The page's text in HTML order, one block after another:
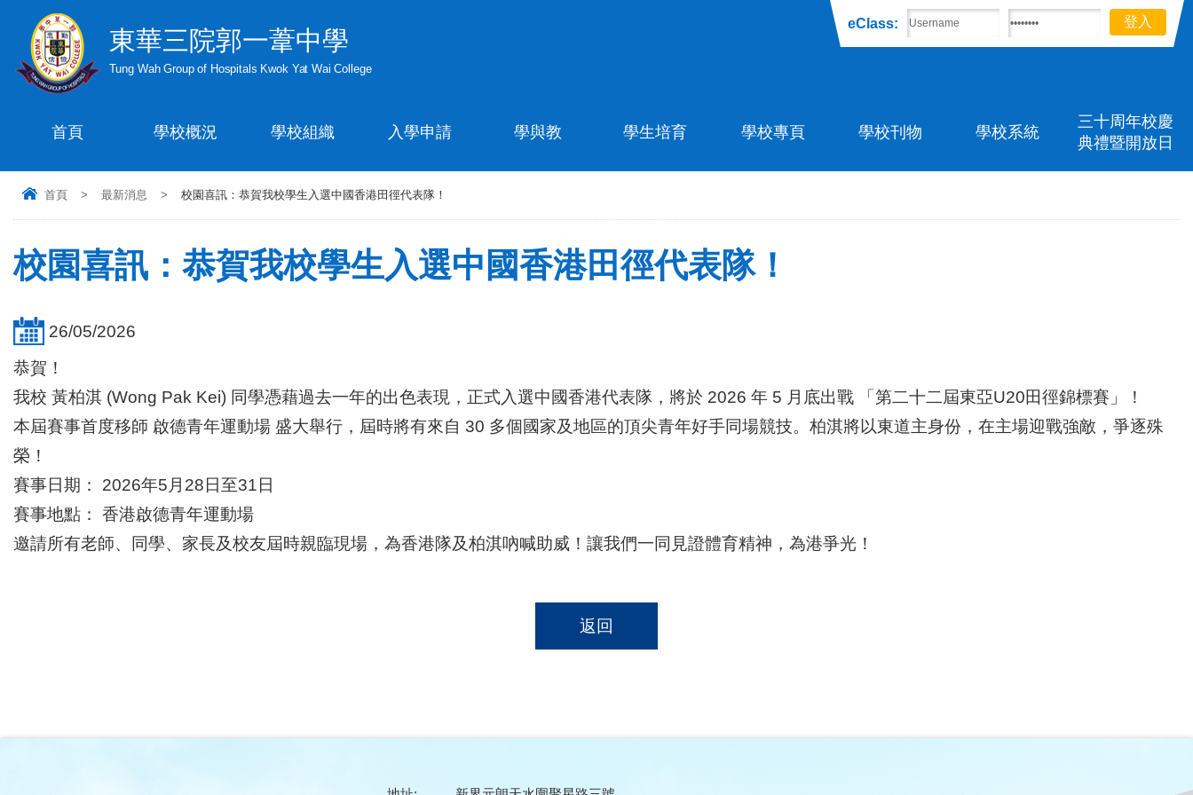
東華三院郭一葦中學
Tung Wah Group of Hospitals Kwok Yat Wai College
eClass:
首頁 學校概況 學校組織 入學申請 學與教 學生培育 學校專頁 學校刊物 學校系統
三十周年校慶
典禮暨開放日
首頁 > 最新消息 > 校園喜訊：恭賀我校學生入選中國香港田徑代表隊！
校園喜訊：恭賀我校學生入選中國香港田徑代表隊！
26/05/2026
恭賀！
我校 黃柏淇 (Wong Pak Kei) 同學憑藉過去一年的出色表現，正式入選中國香港代表隊，將於 2026 年 5 月底出戰 「第二十二屆東亞U20田徑錦標賽」！
本屆賽事首度移師 啟德青年運動場 盛大舉行，屆時將有來自 30 多個國家及地區的頂尖青年好手同場競技。柏淇將以東道主身份，在主場迎戰強敵，爭逐殊
榮！
賽事日期： 2026年5月28日至31日
賽事地點： 香港啟德青年運動場
邀請所有老師、同學、家長及校友屆時親臨現場，為香港隊及柏淇吶喊助威！讓我們一同見證體育精神，為港爭光！
返回